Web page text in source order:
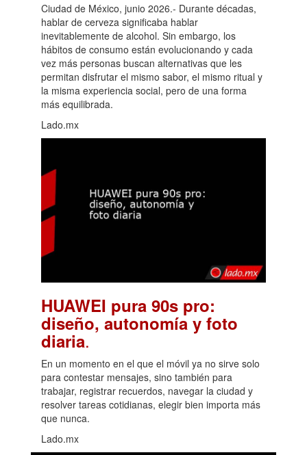
Ciudad de México, junio 2026.- Durante décadas,
hablar de cerveza significaba hablar
inevitablemente de alcohol. Sin embargo, los
hábitos de consumo están evolucionando y cada
vez más personas buscan alternativas que les
permitan disfrutar el mismo sabor, el mismo ritual y
la misma experiencia social, pero de una forma
más equilibrada.
Lado.mx
HUAWEI pura 90s pro:
diseño, autonomía y foto
diaria.
En un momento en el que el móvil ya no sirve solo
para contestar mensajes, sino también para
trabajar, registrar recuerdos, navegar la ciudad y
resolver tareas cotidianas, elegir bien importa más
que nunca.
Lado.mx